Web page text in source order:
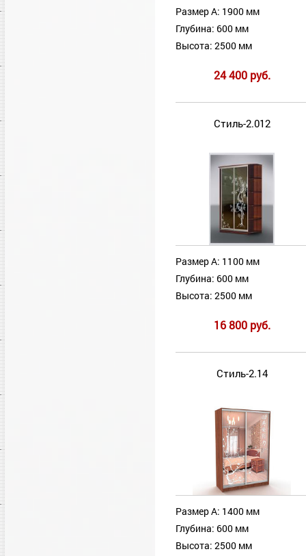
Размер А: 1900 мм
Глубина: 600 мм
Высота: 2500 мм
24 400 руб.
Стиль-2.012
Размер А: 1100 мм
Глубина: 600 мм
Высота: 2500 мм
16 800 руб.
Стиль-2.14
Размер А: 1400 мм
Глубина: 600 мм
Высота: 2500 мм